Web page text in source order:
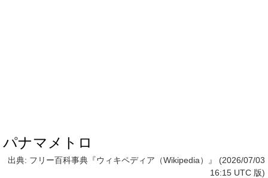
パナマメトロ
出典: フリー百科事典『ウィキペディア（Wikipedia）』 (2026/07/03
16:15 UTC 版)